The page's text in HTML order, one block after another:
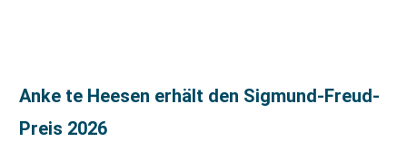
Anke te Heesen erhält den Sigmund-Freud-
Preis 2026